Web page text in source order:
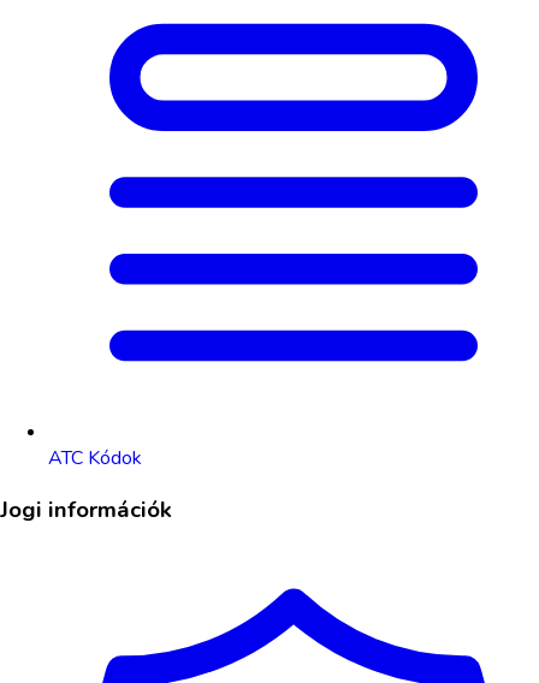
ATC Kódok
Jogi információk